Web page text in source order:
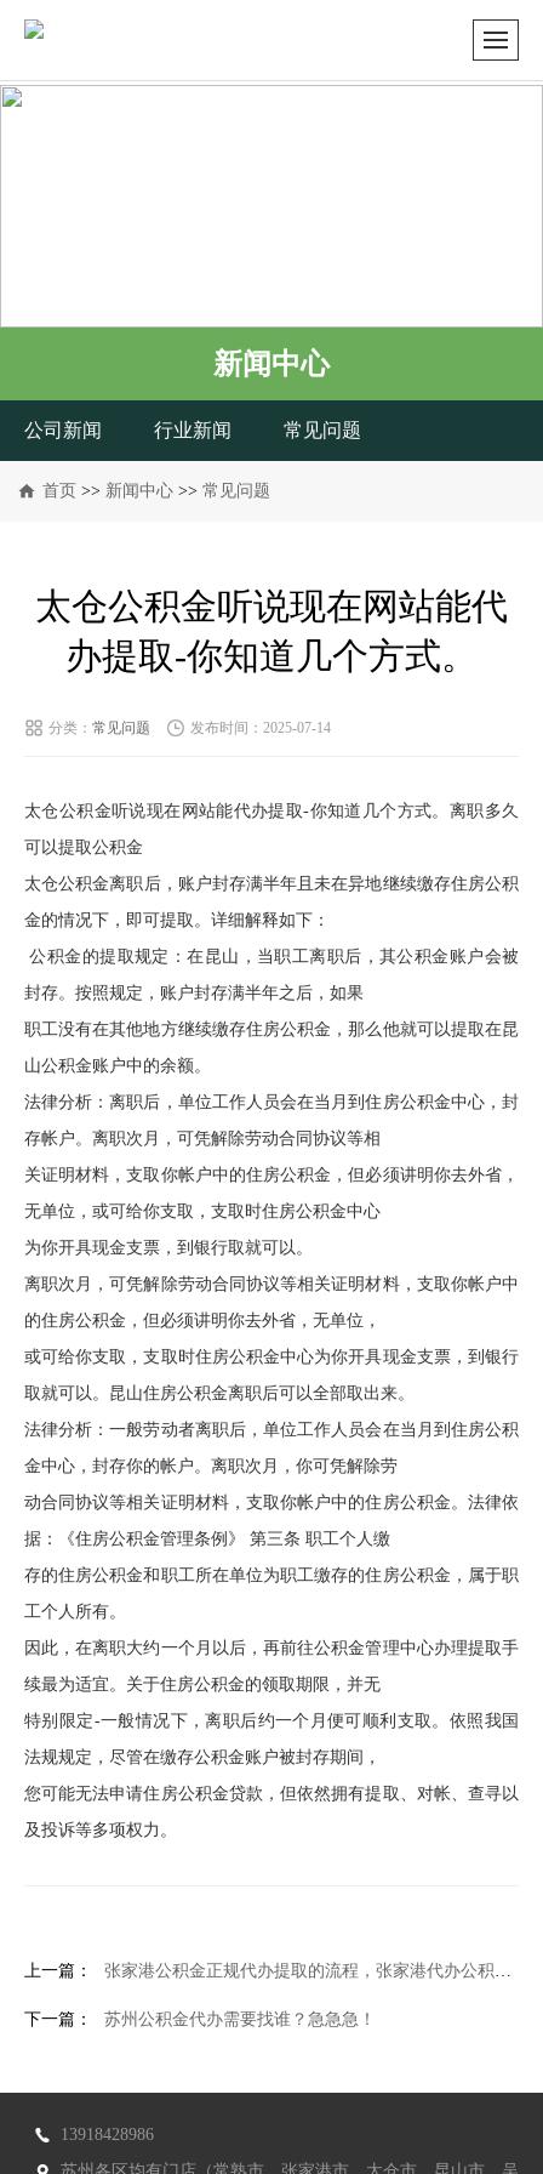
新闻中心
公司新闻 行业新闻 常见问题
首页 >> 新闻中心 >> 常见问题
太仓公积金听说现在网站能代
办提取-你知道几个方式。
分类： 常见问题 发布时间：2025-07-14
太仓公积金听说现在网站能代办提取-你知道几个方式。离职多久
可以提取公积金
太仓公积金离职后，账户封存满半年且未在异地继续缴存住房公积
金的情况下，即可提取。详细解释如下：
公积金的提取规定：在昆山，当职工离职后，其公积金账户会被
封存。按照规定，账户封存满半年之后，如果
职工没有在其他地方继续缴存住房公积金，那么他就可以提取在昆
山公积金账户中的余额。
法律分析：离职后，单位工作人员会在当月到住房公积金中心，封
存帐户。离职次月，可凭解除劳动合同协议等相
关证明材料，支取你帐户中的住房公积金，但必须讲明你去外省，
无单位，或可给你支取，支取时住房公积金中心
为你开具现金支票，到银行取就可以。
离职次月，可凭解除劳动合同协议等相关证明材料，支取你帐户中
的住房公积金，但必须讲明你去外省，无单位，
或可给你支取，支取时住房公积金中心为你开具现金支票，到银行
取就可以。昆山住房公积金离职后可以全部取出来。
法律分析：一般劳动者离职后，单位工作人员会在当月到住房公积
金中心，封存你的帐户。离职次月，你可凭解除劳
动合同协议等相关证明材料，支取你帐户中的住房公积金。法律依
据：《住房公积金管理条例》 第三条 职工个人缴
存的住房公积金和职工所在单位为职工缴存的住房公积金，属于职
工个人所有。
因此，在离职大约一个月以后，再前往公积金管理中心办理提取手
续最为适宜。关于住房公积金的领取期限，并无
特别限定-一般情况下，离职后约一个月便可顺利支取。依照我国
法规规定，尽管在缴存公积金账户被封存期间，
您可能无法申请住房公积金贷款，但依然拥有提取、对帐、查寻以
及投诉等多项权力。
上一篇： 张家港公积金正规代办提取的流程，张家港代办公积金
下一篇： 苏州公积金代办需要找谁？急急急！
13918428986